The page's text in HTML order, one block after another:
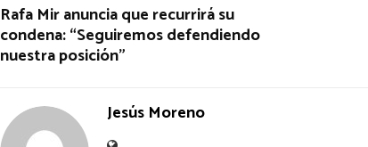
Rafa Mir anuncia que recurrirá su
condena: “Seguiremos defendiendo
nuestra posición”
Jesús Moreno